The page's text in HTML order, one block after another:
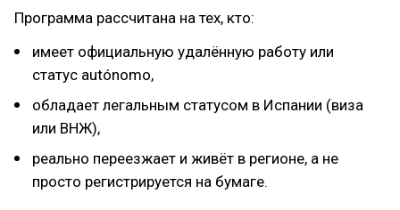
Программа рассчитана на тех, кто:
имеет официальную удалённую работу или
статус autónomo,
обладает легальным статусом в Испании (виза
или ВНЖ),
реально переезжает и живёт в регионе, а не
просто регистрируется на бумаге.